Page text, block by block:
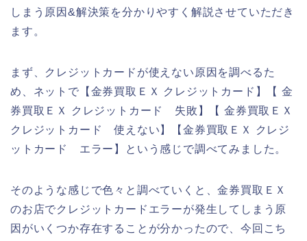
しまう原因&解決策を分かりやすく解説させていただき
ます。
まず、クレジットカードが使えない原因を調べるた
め、ネットで【金券買取ＥＸ クレジットカード】【 金
券買取ＥＸ クレジットカード 失敗】【 金券買取ＥＸ
クレジットカード 使えない】【金券買取ＥＸ クレジ
ットカード エラー】という感じで調べてみました。
そのような感じで色々と調べていくと、金券買取ＥＸ
のお店でクレジットカードエラーが発生してしまう原
因がいくつか存在することが分かったので、今回こち